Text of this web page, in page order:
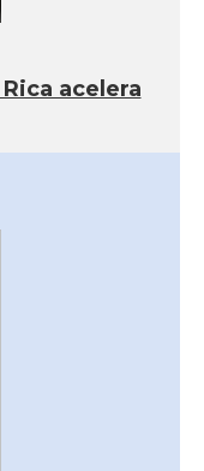
acelera